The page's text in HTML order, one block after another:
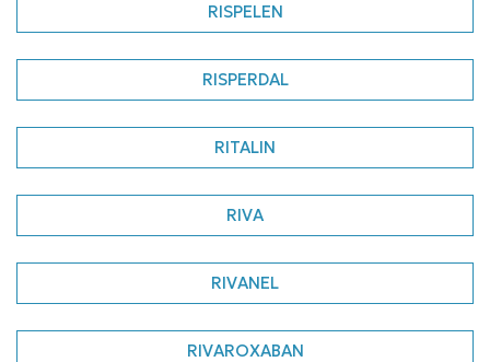
RISPELEN
RISPERDAL
RITALIN
RIVA
RIVANEL
RIVAROXABAN